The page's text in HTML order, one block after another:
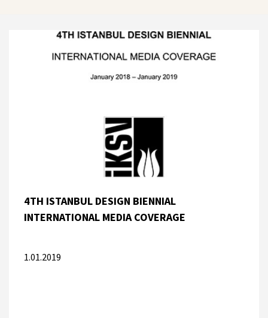
4TH ISTANBUL DESIGN BIENNIAL
INTERNATIONAL MEDIA COVERAGE
1.01.2019